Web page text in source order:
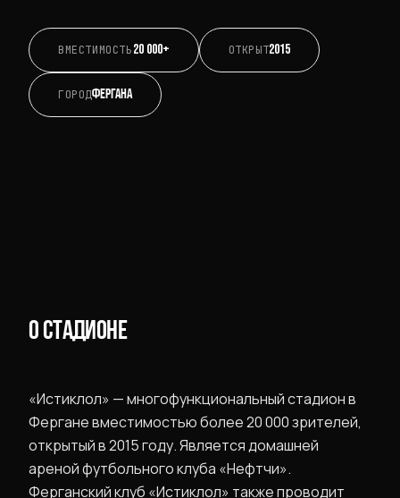
ВМЕСТИМОСТЬ20 000+ ОТКРЫТ2015
ГОРОДФергана
О СТАДИОНЕ
«Истиклол» — многофункциональный стадион в
Фергане вместимостью более 20 000 зрителей,
открытый в 2015 году. Является домашней
ареной футбольного клуба «Нефтчи».
Ферганский клуб «Истиклол» также проводит